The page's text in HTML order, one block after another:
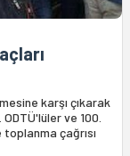
karşı çıkarak
ve 100.
toplanma çağrısı